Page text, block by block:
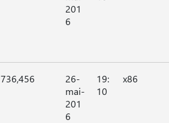
201
6
736,456
26-
mai-
201
6
19:
10
x86